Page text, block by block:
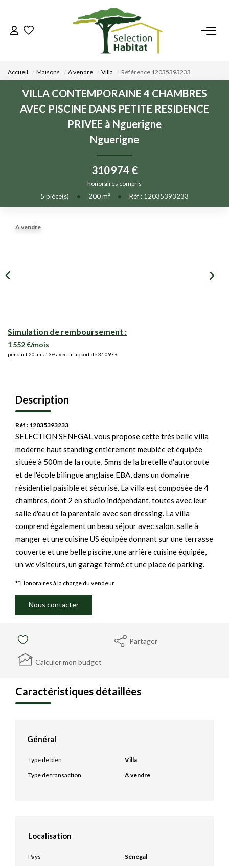
ACCUEIL
NOS BIENS
VENDRE UN BIEN
DÉPOSEZ VOTRE RECHERCHE
NOUS REJOINDRE
CONTACT
Accueil Maisons A vendre Villa Référence 12035393233
VILLA CONTEMPORAINE 4 CHAMBRES
AVEC PISCINE DANS PETITE RESIDENCE
PRIVEE à Nguerigne
Nguerigne
310 974 €
honoraires compris
5 pièce(s) • 200m² • Réf : 12035393233
A vendre
Simulation de remboursement :
1 552 €/mois
pendant 20 ans à 3% avec un apport de 31 097 €
Description
Réf : 12035393233
SELECTION SENEGAL vous propose cette très belle villa
moderne haut standing entièrement meublée et équipée
située à 500m de la route, 5mns de la bretelle d'autoroute
et de l'école bilingue anglaise EBA, dans un domaine
résidentiel paisible et sécurisé. La villa est composée de 4
chambres, dont 2 en studio indépendant, toutes avec leur
salle d'eau et la parentale avec son dressing. La villa
comprend également un beau séjour avec salon, salle à
manger et une cuisine US équipée donnant sur une terrasse
couverte et une belle piscine, une arrière cuisine équipée,
un wc visiteurs, un garage fermé et une place de parking.
**Honoraires à la charge du vendeur
Nous contacter
Partager
Calculer mon budget
Caractéristiques détaillées
Général
Type de bien
Villa
Type de transaction
A vendre
Localisation
Pays
Sénégal